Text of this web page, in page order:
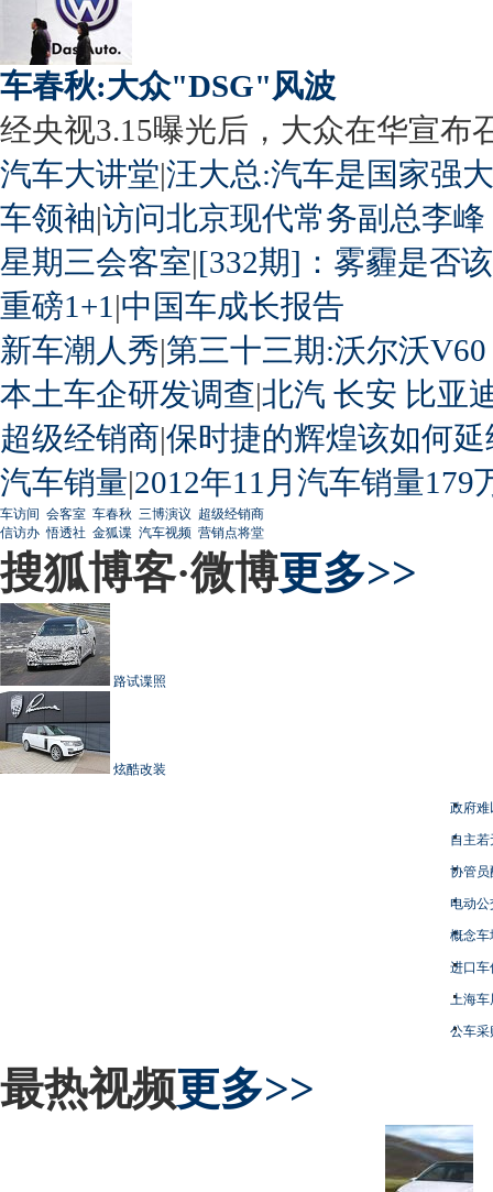
车春秋:大众"DSG"风波
经央视3.15曝光后，大众在华宣布
汽车大讲堂|汪大总:汽车是国家强
车领袖|访问北京现代常务副总李峰
星期三会客室|[332期]：雾霾是否
重磅1+1 |中国车成长报告
新车潮人秀|第三十三期:沃尔沃
本土车企研发调查|北汽 长安 比亚
超级经销商|保时捷的辉煌该如何延
汽车销量|2012年11月汽车销量179
车访间 会客室 车春秋 三博演议 超级经销商
信访办 悟透社 金狐谍 汽车视频 营销点将堂
搜狐博客·微博更多>>
路试谍照
炫酷改装
政府难
自主
协管员
电动
概念车
进口车
上海
公车采
最热视频更多>>